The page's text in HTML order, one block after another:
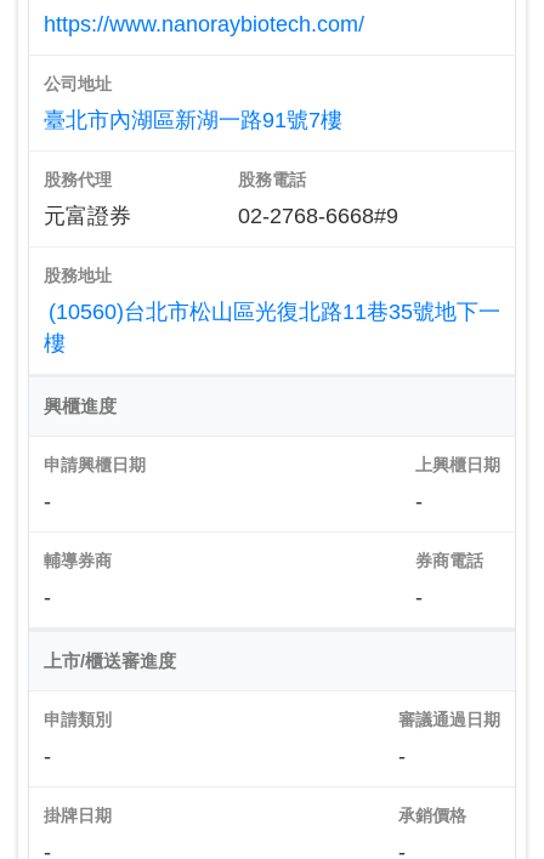
https://www.nanoraybiotech.com/
公司地址
臺北市內湖區新湖一路91號7樓
股務代理
元富證券
股務電話
02-2768-6668#9
股務地址
(10560)台北市松山區光復北路11巷35號地下一
樓
興櫃進度
申請興櫃日期
-
上興櫃日期
-
輔導券商
-
券商電話
-
上市/櫃送審進度
申請類別
-
審議通過日期
-
掛牌日期
-
承銷價格
-